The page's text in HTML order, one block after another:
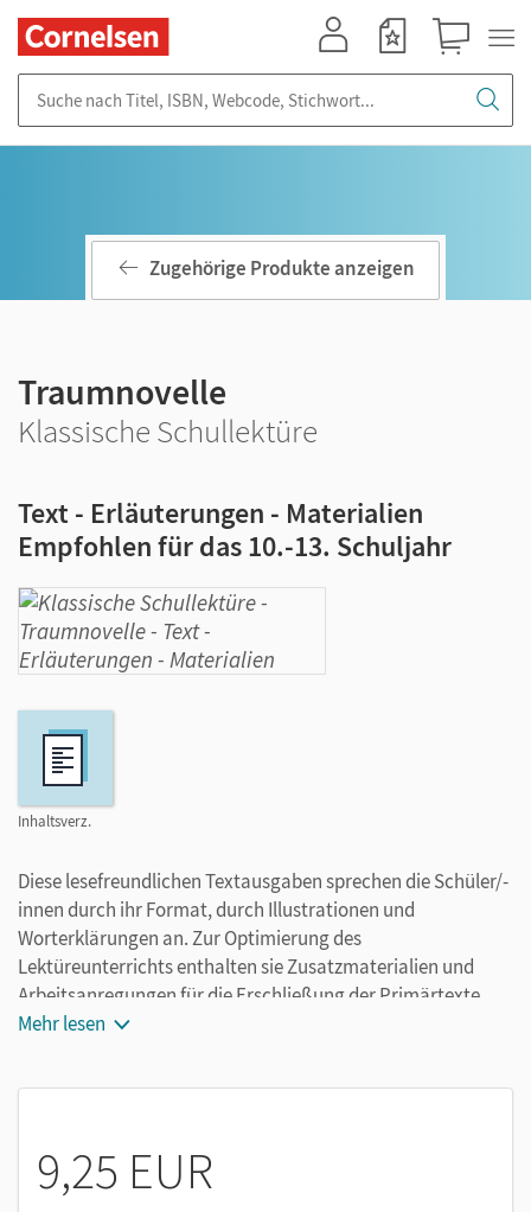
Inhaltsverz.
Zugehörige Produkte anzeigen
Traumnovelle
Klassische Schullektüre
Text - Erläuterungen - Materialien
Empfohlen für das 10.-13. Schuljahr
Diese lesefreundlichen Textausgaben sprechen die Schüler/-
innen durch ihr Format, durch Illustrationen und
Worterklärungen an. Zur Optimierung des
Lektüreunterrichts enthalten sie Zusatzmaterialien und
Arbeitsanregungen für die Erschließung der Primärtexte.
Mehr lesen
9,25 EUR